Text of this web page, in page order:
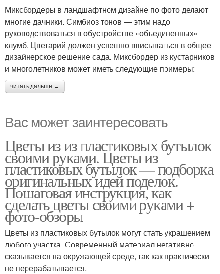
Миксбордеры в ландшафтном дизайне по фото делают
многие дачники. Симбиоз тонов — этим надо
руководствоваться в обустройстве «объединенных»
клумб. Цветарий должен успешно вписываться в общее
дизайнерское решение сада. Миксбордер из кустарников
и многолетников может иметь следующие примеры:
читать дальше →
Вас может заинтересовать
Цветы из из пластиковых бутылок
своими руками. Цветы из
пластиковых бутылок — подборка
оригинальных идей поделок.
Пошаговая инструкция, как
сделать цветы своими руками +
фото-обзоры
Цветы из пластиковых бутылок могут стать украшением
любого участка. Современный материал негативно
сказывается на окружающей среде, так как практически
не перерабатывается.